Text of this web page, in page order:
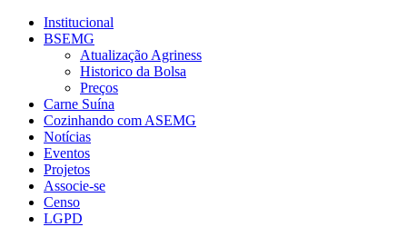
Institucional
BSEMG
Atualização Agriness
Historico da Bolsa
Preços
Carne Suína
Cozinhando com ASEMG
Notícias
Eventos
Projetos
Associe-se
Censo
LGPD